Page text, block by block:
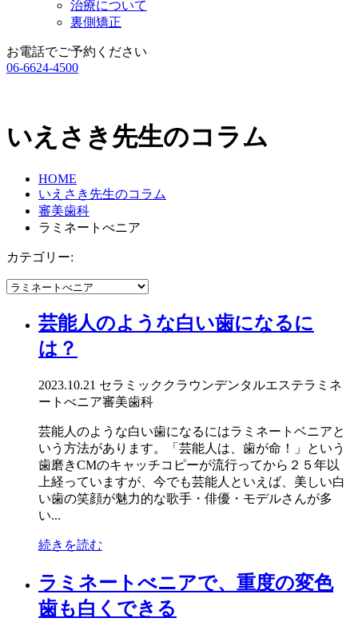
治療について
裏側矯正
お電話でご予約ください
06-6624-4500
いえさき先生のコラム
HOME
いえさき先生のコラム
審美歯科
ラミネートべニア
カテゴリー:
芸能人のような白い歯になるに
は？
2023.10.21 セラミッククラウンデンタルエステラミネ
ートべニア審美歯科
芸能人のような白い歯になるにはラミネートベニアと
いう方法があります。「芸能人は、歯が命！」という
歯磨きCMのキャッチコピーが流行ってから２５年以
上経っていますが、今でも芸能人といえば、美しい白
い歯の笑顔が魅力的な歌手・俳優・モデルさんが多
い...
続きを読む
ラミネートべニアで、重度の変色
歯も白くできる